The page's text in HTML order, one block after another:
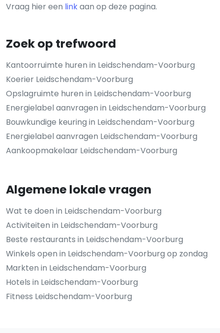
Vraag hier een linkaan op deze pagina.
Zoek op trefwoord
Kantoorruimte huren in Leidschendam-Voorburg
Koerier Leidschendam-Voorburg
Opslagruimte huren in Leidschendam-Voorburg
Energielabel aanvragen in Leidschendam-Voorburg
Bouwkundige keuring in Leidschendam-Voorburg
Energielabel aanvragen Leidschendam-Voorburg
Aankoopmakelaar Leidschendam-Voorburg
Algemene lokale vragen
Wat te doen in Leidschendam-Voorburg
Activiteiten in Leidschendam-Voorburg
Beste restaurants in Leidschendam-Voorburg
Winkels open in Leidschendam-Voorburg op zondag
Markten in Leidschendam-Voorburg
Hotels in Leidschendam-Voorburg
Fitness Leidschendam-Voorburg